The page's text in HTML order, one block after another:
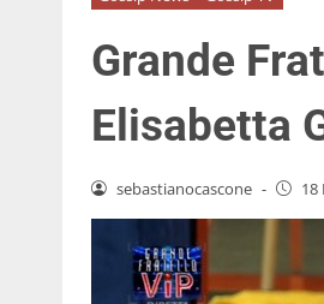
Grande
Elisabetta
sebastianocascone - 18